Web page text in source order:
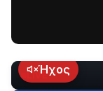
Ναυπάκτου
εδώ
και
LIVEΉχος